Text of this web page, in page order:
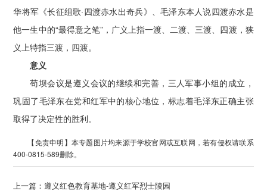
华将军《长征组歌·四渡赤水出奇兵》、毛泽东本人说四渡赤水是
他一生中的“最得意之笔”，广义上指一渡、二渡、三渡、四渡，狭
义上特指三渡，四渡。
意义
苟坝会议是遵义会议的继续和完善，三人军事小组的成立，
巩固了毛泽东在党和红军中的核心地位，标志着毛泽东正确主张
取得了决定性的胜利。
【免责申明】本专题图片均来源于学校官网或互联网，若有侵权请联系
400-0815-589删除。
上一篇：遵义红色教育基地-遵义红军烈士陵园